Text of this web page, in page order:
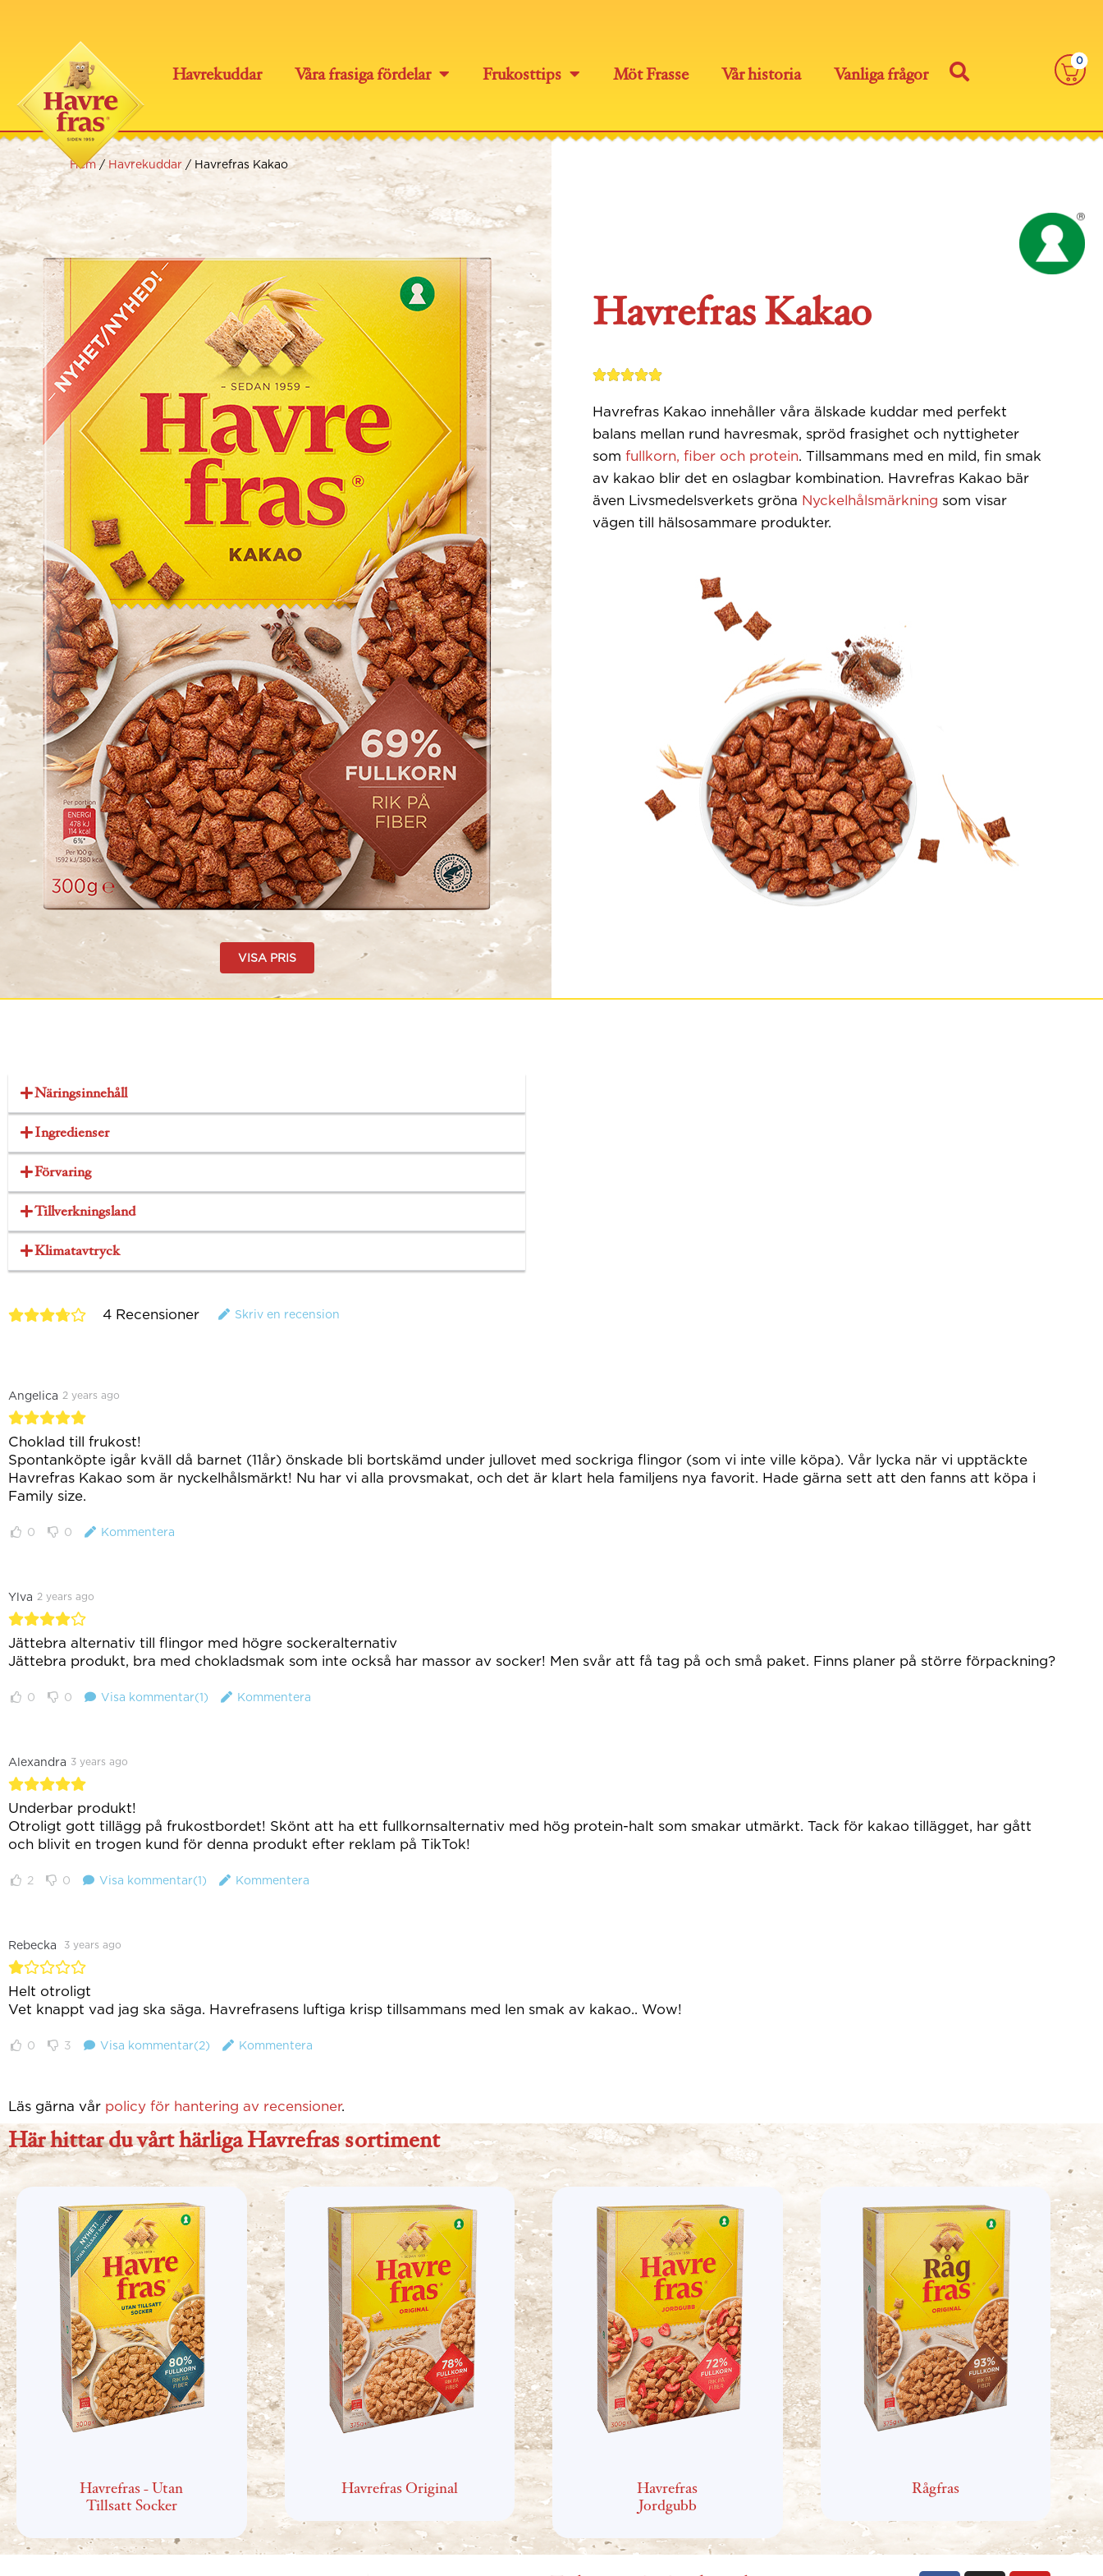
Havrekuddar Våra frasiga fördelar Frukosttips Möt Frasse Vår historia Vanliga frågor
0
Hem/Havrekuddar/ Havrefras Kakao
VISA PRIS
Havrefras Kakao
Rated
out
of
Havrefras Kakao innehåller våra älskade kuddar med perfekt
balans mellan rund havresmak, spröd frasighet och nyttigheter
som fullkorn, fiber och protein. Tillsammans med en mild, fin smak
av kakao blir det en oslagbar kombination. Havrefras Kakao bär
även Livsmedelsverkets gröna Nyckelhålsmärkning som visar
vägen till hälsosammare produkter.
Näringsinnehåll
Ingredienser
Förvaring
Tillverkningsland
Klimatavtryck
4 Recensioner Skriv en recension
Angelica 2 years ago
Choklad till frukost!
Spontanköpte igår kväll då barnet (11år) önskade bli bortskämd under jullovet med sockriga flingor (som vi inte ville köpa). Vår lycka när vi upptäckte
Havrefras Kakao som är nyckelhålsmärkt! Nu har vi alla provsmakat, och det är klart hela familjens nya favorit. Hade gärna sett att den fanns att köpa i
Family size.
0 0 Kommentera
Ylva 2 years ago
Jättebra alternativ till flingor med högre sockeralternativ
Jättebra produkt, bra med chokladsmak som inte också har massor av socker! Men svår att få tag på och små paket. Finns planer på större förpackning?
0 0 Visa kommentar(1) Kommentera
Alexandra 3 years ago
Underbar produkt!
Otroligt gott tillägg på frukostbordet! Skönt att ha ett fullkornsalternativ med hög protein-halt som smakar utmärkt. Tack för kakao tillägget, har gått
och blivit en trogen kund för denna produkt efter reklam på TikTok!
2 0 Visa kommentar(1) Kommentera
Rebecka 3 years ago
Helt otroligt
Vet knappt vad jag ska säga. Havrefrasens luftiga krisp tillsammans med len smak av kakao.. Wow!
0 3 Visa kommentar(2) Kommentera
Läs gärna vår policy för hantering av recensioner.
Här hittar du vårt härliga Havrefras sortiment
Havrefras - Utan
Tillsatt Socker
Havrefras Original
Havrefras
Jordgubb
Rågfras